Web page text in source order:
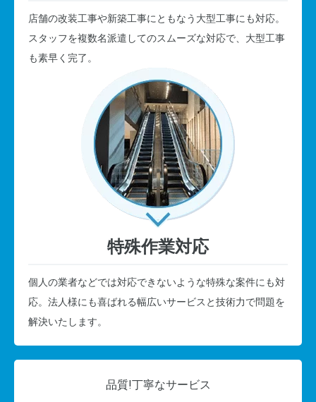
店舗の改装工事や新築工事にともなう大型工事にも対応。
スタッフを複数名派遣してのスムーズな対応で、大型工事
も素早く完了。
特殊作業対応
個人の業者などでは対応できないような特殊な案件にも対
応。法人様にも喜ばれる幅広いサービスと技術力で問題を
解決いたします。
品質!丁寧なサービス